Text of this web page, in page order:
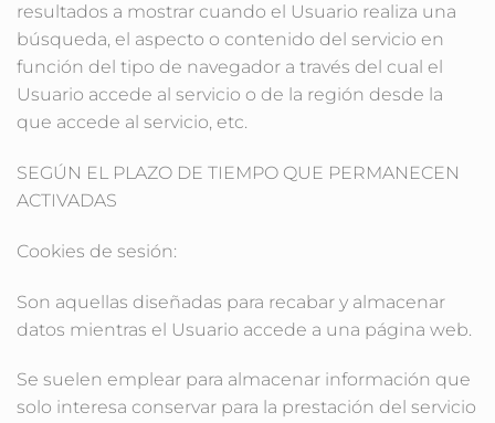
resultados a mostrar cuando el Usuario realiza una
búsqueda, el aspecto o contenido del servicio en
función del tipo de navegador a través del cual el
Usuario accede al servicio o de la región desde la
que accede al servicio, etc.
SEGÚN EL PLAZO DE TIEMPO QUE PERMANECEN
ACTIVADAS
Cookies de sesión:
Son aquellas diseñadas para recabar y almacenar
datos mientras el Usuario accede a una página web.
Se suelen emplear para almacenar información que
solo interesa conservar para la prestación del servicio